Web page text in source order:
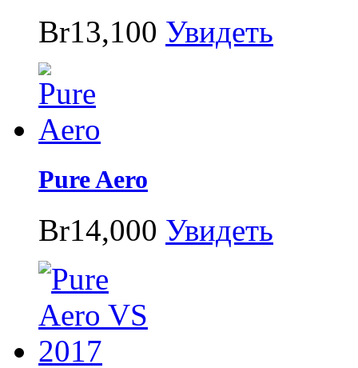
Br13,100 Увидеть
Pure Aero
Br14,000 Увидеть